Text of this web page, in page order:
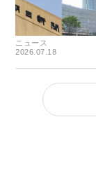
ニュース
2026.07.18